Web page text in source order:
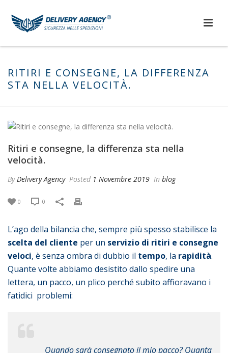
RITIRI E CONSEGNE, LA DIFFERENZA
STA NELLA VELOCITÀ.
Ritiri e consegne, la differenza sta nella
velocità.
By Delivery Agency Posted 1 Novembre 2019 In blog
0 0
L’ago della bilancia che, sempre più spesso stabilisce la
scelta del cliente per un servizio di ritiri e consegne
veloci, è senza ombra di dubbio il tempo, la rapidità.
Quante volte abbiamo desistito dallo spedire una
lettera, un pacco, un plico perché subito affioravano i
fatidici problemi:
Quando sarà consegnato il mio pacco? Quanta